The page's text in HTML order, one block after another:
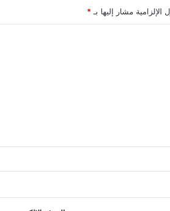
الإلزامية مشار إليها بـ *